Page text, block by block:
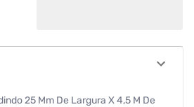
25 Mm De Largura X 4,5 M De